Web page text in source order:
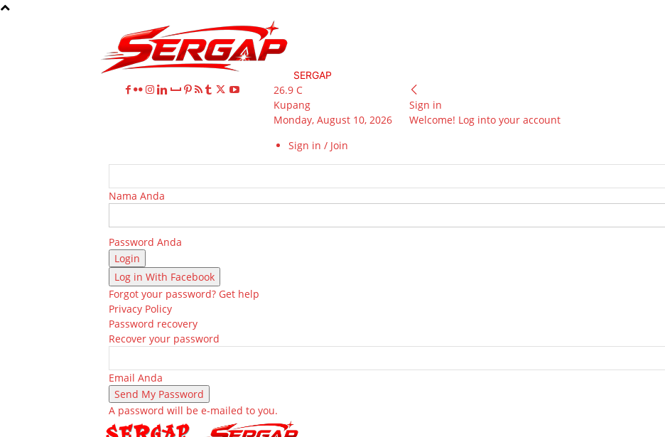
SERGAP
26.9 C
Kupang
Monday, August 10, 2026
Sign in / Join
Sign in
Welcome! Log into your account
Nama Anda
Password Anda
Log in With Facebook
Forgot your password? Get help
Privacy Policy
Password recovery
Recover your password
Email Anda
A password will be e-mailed to you.